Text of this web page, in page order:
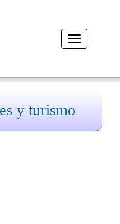
Desplegar
navegación
y turismo